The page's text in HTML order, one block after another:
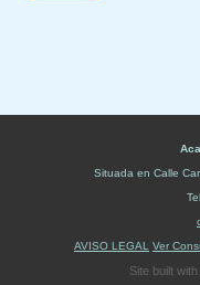
Situada en Calle
AVISO LEGAL
Ver
Site built with